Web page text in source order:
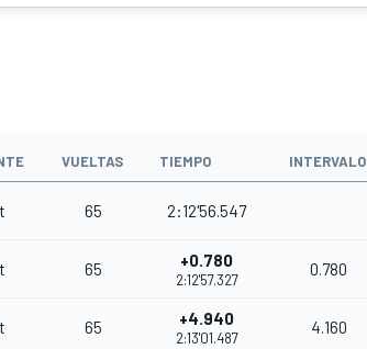
VUELTAS TIEMPO INTERVALO
65 2:12'56.547
65 +0.780
2:12'57.327
0.780
65 +4.940
2:13'01.487
4.160